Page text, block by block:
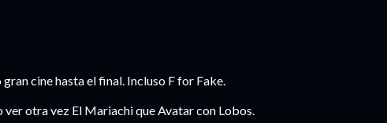
cine hasta el final. Incluso F for Fake.
ver otra vez El Mariachi que Avatar con Lobos.